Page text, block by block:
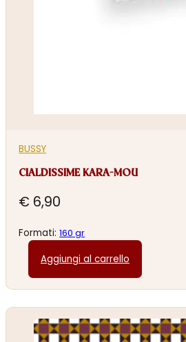
BUSSY
CIALDISSIME KARA-MOU
€ 6,90
Formati:160 gr
Aggiungi al carrello